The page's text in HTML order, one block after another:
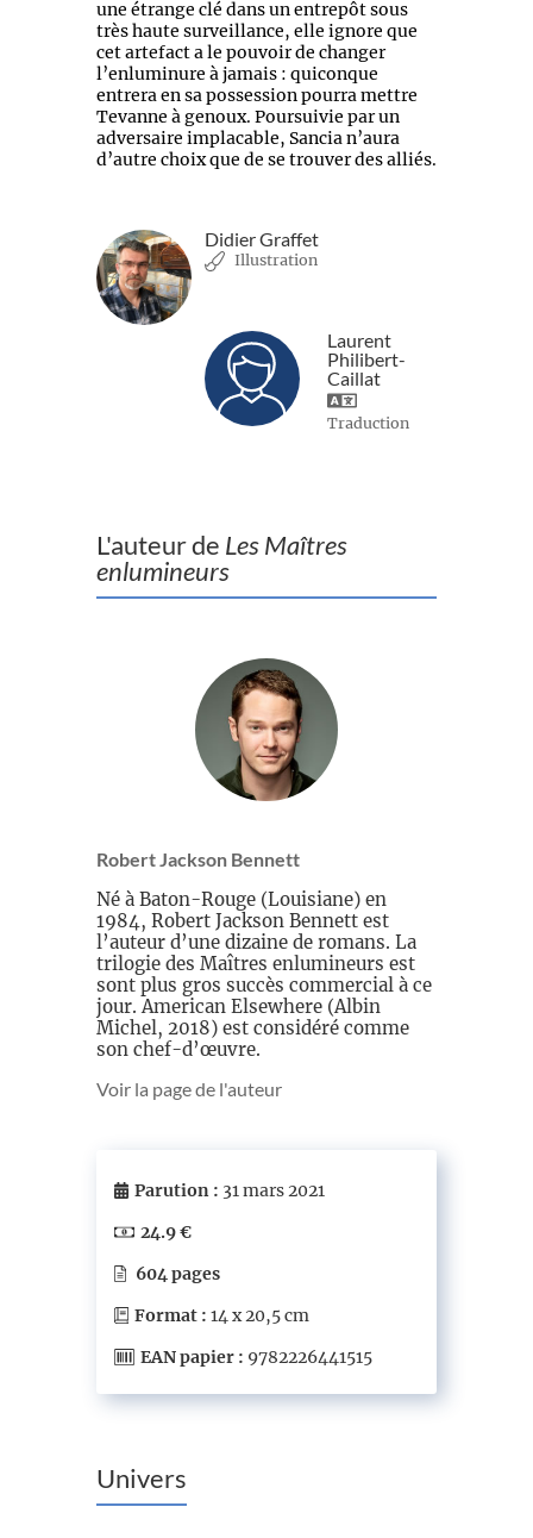
une étrange clé dans un entrepôt sous
très haute surveillance, elle ignore que
cet artefact a le pouvoir de changer
l’enluminure à jamais : quiconque
entrera en sa possession pourra mettre
Tevanne à genoux. Poursuivie par un
adversaire implacable, Sancia n’aura
d’autre choix que de se trouver des alliés.
Didier Graffet
Illustration
Laurent
Philibert-
Caillat
Traduction
L'auteur de Les Maîtres
enlumineurs
Robert Jackson Bennett
Né à Baton-Rouge (Louisiane) en
1984, Robert Jackson Bennett est
l’auteur d’une dizaine de romans. La
trilogie des Maîtres enlumineurs est
sont plus gros succès commercial à ce
jour. American Elsewhere (Albin
Michel, 2018) est considéré comme
son chef-d’œuvre.
Voir la page de l'auteur
Parution : 31 mars 2021
24.9 €
604 pages
Format : 14 x 20,5 cm
EAN papier : 9782226441515
Univers